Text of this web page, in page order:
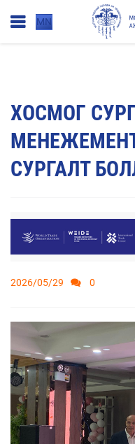
MN
ХОСМОГ
СУРГАЛТ
2026/05/29 0